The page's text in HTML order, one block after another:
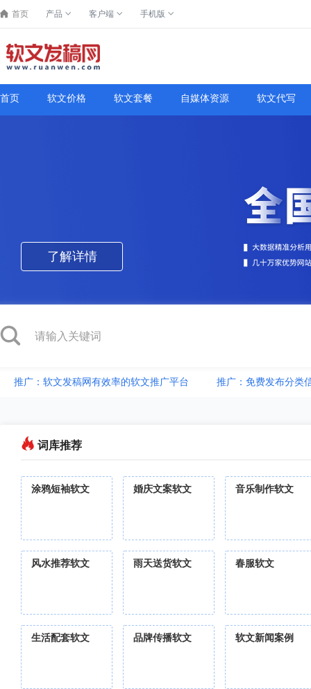
首页 产品 客户端 手机版
首页 软文价格 软文套餐 自媒体资源 软文代写
了解详情
推广：软文发稿网有效率的软文推广平台 推广：免费发布分类
词库推荐
涂鸦短袖软文 婚庆文案软文 音乐制作软文
风水推荐软文 雨天送货软文 春服软文
生活配套软文 品牌传播软文 软文新闻案例